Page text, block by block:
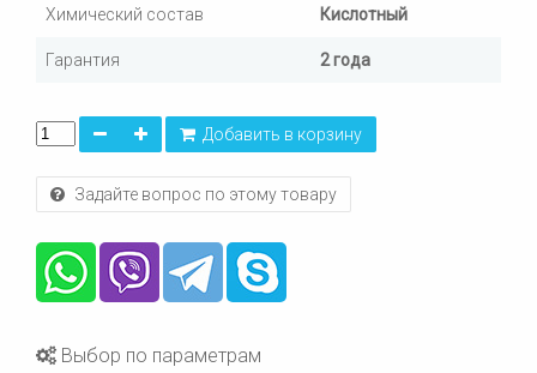
Химический состав Кислотный
Гарантия 2 года
Добавить в корзину
Задайте вопрос по этому товару
Выбор по параметрам